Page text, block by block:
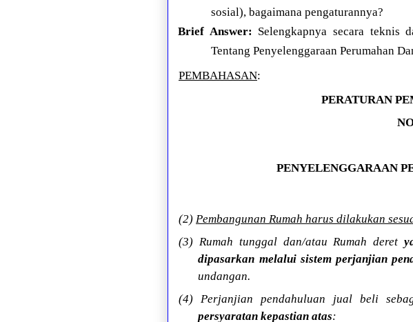
sosial), bagaimana pengaturannya?
Brief Answer: Selengkapnya secara teknis
Tentang Penyelenggaraan Perumahan
PEMBAHASAN:
PERATURAN
PENYELENGGARAAN
(2) Pembangunan Rumah harus dilakukan
(3) Rumah tunggal dan/atau Rumah deret
dipasarkan melalui sistem perjanjian
undangan.
(4) Perjanjian pendahuluan jual beli
persyaratan kepastian atas: